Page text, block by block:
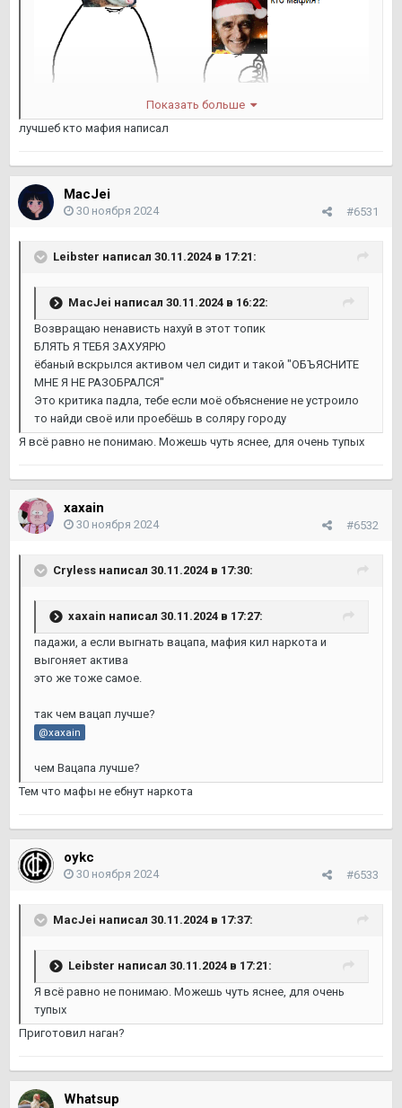
Показать больше
лучшеб кто мафия написал
MacJei
#6531
30 ноября 2024
Leibster написал 30.11.2024 в 17:21:
MacJei написал 30.11.2024 в 16:22:
Возвращаю ненависть нахуй в этот топик
БЛЯТЬ Я ТЕБЯ ЗАХУЯРЮ
ёбаный вскрылся активом чел сидит и такой "ОБЪЯСНИТЕ
МНЕ Я НЕ РАЗОБРАЛСЯ"
Это критика падла, тебе если моё объяснение не устроило
то найди своё или проебёшь в соляру городу
Я всё равно не понимаю. Можешь чуть яснее, для очень тупых
xaxain
#6532
30 ноября 2024
Cryless написал 30.11.2024 в 17:30:
xaxain написал 30.11.2024 в 17:27:
падажи, а если выгнать вацапа, мафия кил наркота и
выгоняет актива
это же тоже самое.
так чем вацап лучше?
@xaxain
чем Вацапа лучше?
Тем что мафы не ебнут наркота
oykc
#6533
30 ноября 2024
MacJei написал 30.11.2024 в 17:37:
Leibster написал 30.11.2024 в 17:21:
Я всё равно не понимаю. Можешь чуть яснее, для очень
тупых
Приготовил наган?
Whatsup